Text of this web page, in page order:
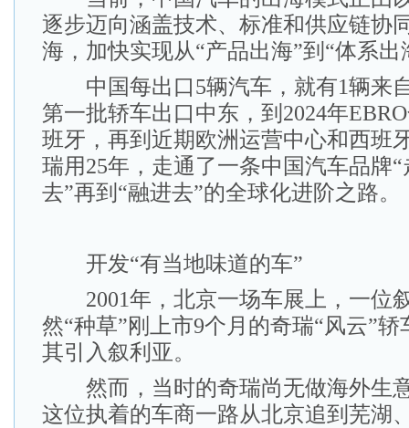
逐步迈向涵盖技术、标准和供应链协
海，加快实现从“产品出海”到“体系出
中国每出口5辆汽车，就有1辆来
第一批轿车出口中东，到2024年
班牙，再到近期欧洲运营中心和西班
瑞用25年，走通了一条中国汽车品牌“
去”再到“融进去”的全球化进阶之路。
开发“有当地味道的车”
2001年，北京一场车展上，一位
然“种草”刚上市9个月的奇瑞“风云”
其引入叙利亚。
然而，当时的奇瑞尚无做海外生
这位执着的车商一路从北京追到芜湖